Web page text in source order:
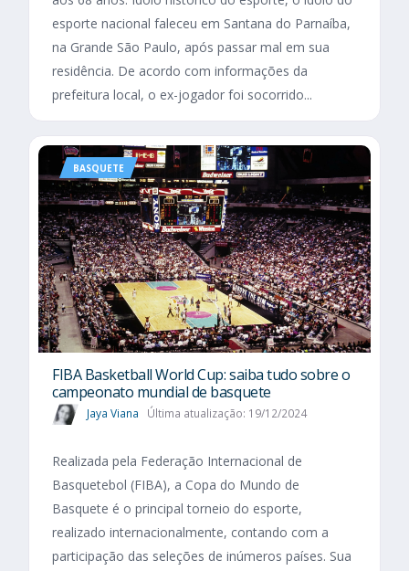
esporte nacional faleceu em Santana do Parnaíba,
na Grande São Paulo, após passar mal em sua
residência. De acordo com informações da
prefeitura local, o ex-jogador foi socorrido...
BASQUETE
FIBA Basketball World Cup: saiba tudo sobre o
campeonato mundial de basquete
Jaya Viana Última atualização: 19/12/2024
Realizada pela Federação Internacional de
Basquetebol (FIBA), a Copa do Mundo de
Basquete é o principal torneio do esporte,
realizado internacionalmente, contando com a
participação das seleções de inúmeros países. Sua